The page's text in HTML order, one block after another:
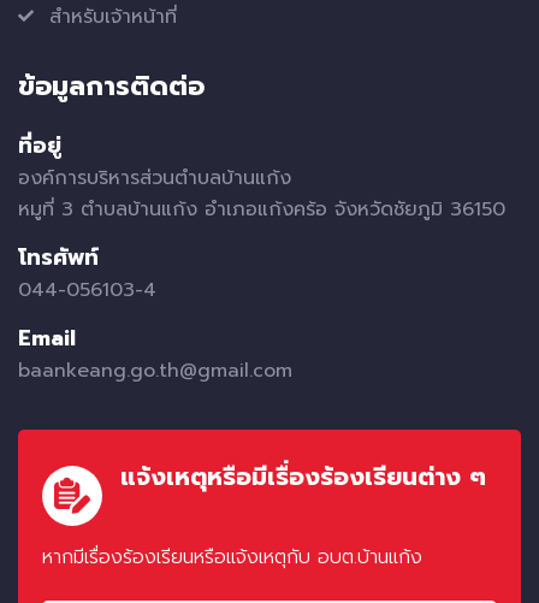
สำหรับเจ้าหน้าที่
ข้อมูลการติดต่อ
ที่อยู่
องค์การบริหารส่วนตำบลบ้านแก้ง
หมูที่ 3 ตำบลบ้านแก้ง อำเภอแก้งคร้อ จังหวัดชัยภูมิ 36150
โทรศัพท์
044-056103-4
Email
baankeang.go.th@gmail.com
แจ้งเหตุหรือมีเรื่องร้องเรียนต่าง ๆ
หากมีเรื่องร้องเรียนหรือแจ้งเหตุกับ อบต.บ้านแก้ง